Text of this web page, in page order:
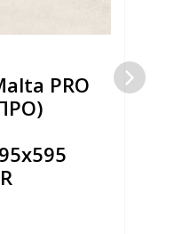
PRO